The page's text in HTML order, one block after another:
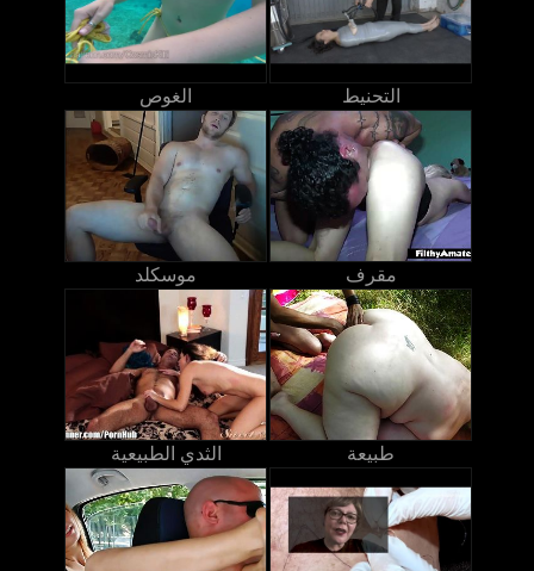
الغوص التحنيط
موسكلد مقرف
الثدي الطبيعية طبيعة